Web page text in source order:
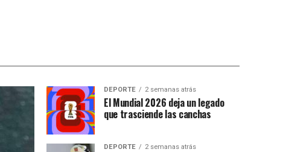
DEPORTE 2 semanas atrás
El Mundial 2026 deja un legado
que trasciende las canchas
DEPORTE 2 semanas atrás